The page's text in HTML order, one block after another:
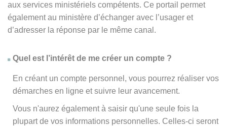
aux services ministériels compétents. Ce portail permet
également au ministère d’échanger avec l’usager et
d’adresser la réponse par le même canal.
Quel est l’intérêt de me créer un compte ?
En créant un compte personnel, vous pourrez réaliser vos
démarches en ligne et suivre leur avancement.
Vous n'aurez également à saisir qu'une seule fois la
plupart de vos informations personnelles. Celles-ci seront